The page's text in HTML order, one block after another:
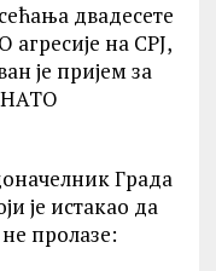
двадесете
на СРЈ,
је пријем за
НАТО
Града
је истакао да
пролазе: